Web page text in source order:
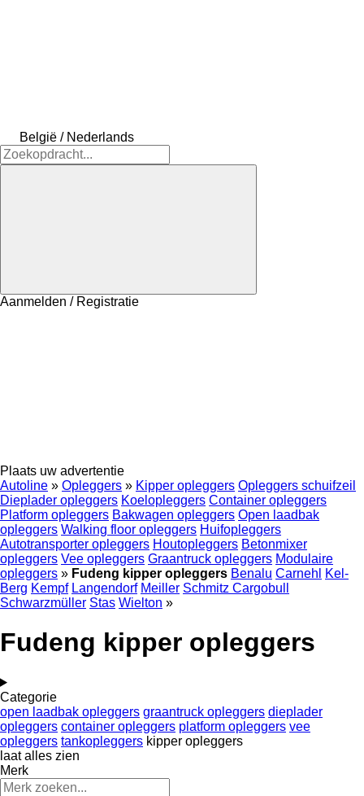
België / Nederlands
Aanmelden / Registratie
Plaats uw advertentie
Autoline » Opleggers » Kipper opleggers Opleggers schuifzeil
Dieplader opleggers Koelopleggers Container opleggers
Platform opleggers Bakwagen opleggers Open laadbak
opleggers Walking floor opleggers Huifopleggers
Autotransporter opleggers Houtopleggers Betonmixer
opleggers Vee opleggers Graantruck opleggers Modulaire
opleggers » Fudeng kipper opleggers Benalu Carnehl
Kel-
Berg Kempf Langendorf Meiller Schmitz Cargobull
Schwarzmüller Stas Wielton »
Fudeng kipper opleggers
Categorie
open laadbak opleggers graantruck opleggers dieplader
opleggers container opleggers platform opleggers vee
opleggers tankopleggers kipper opleggers
laat alles zien
Merk